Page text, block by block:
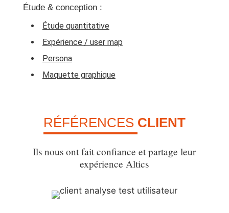
Étude & conception :
Étude quantitative
Expérience / user map
Persona
Maquette graphique
RÉFÉRENCES CLIENT
Ils nous ont fait confiance et partage leur
expérience Altics